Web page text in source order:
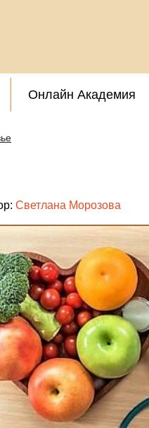
Онлайн Академия
Светлана Морозова